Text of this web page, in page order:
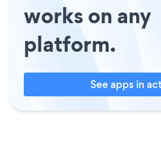
works on any
platform.
See apps in